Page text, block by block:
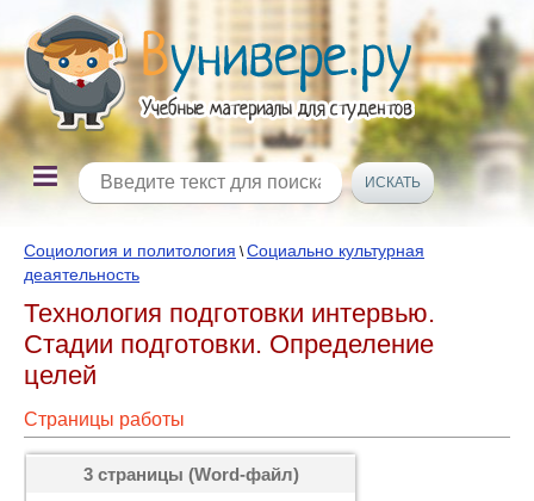
Социология и политология \Социально культурная
деаятельность
Технология подготовки интервью.
Стадии подготовки. Определение
целей
Страницы работы
3 страницы (Word-файл)